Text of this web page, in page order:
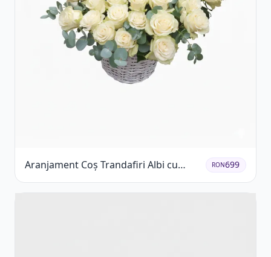
Aranjament Coș Trandafiri Albi cu
Accent Roșu
RON699